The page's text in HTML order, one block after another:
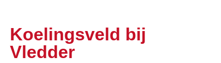
Koelingsveld bij
Vledder